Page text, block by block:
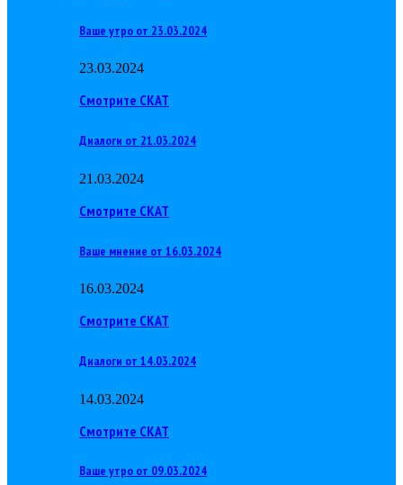
Ваше утро от 23.03.2024
23.03.2024
Смотрите СКАТ
Диалоги от 21.03.2024
21.03.2024
Смотрите СКАТ
Ваше мнение от 16.03.2024
16.03.2024
Смотрите СКАТ
Диалоги от 14.03.2024
14.03.2024
Смотрите СКАТ
Ваше утро от 09.03.2024